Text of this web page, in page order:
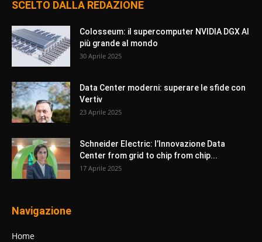
SCELTO DALLA REDAZIONE
Colosseum: il supercomputer NVIDIA DGX AI
più grande al mondo
30 Aprile 2025
Data Center moderni: superare le sfide con
Vertiv
23 Aprile 2025
Schneider Electric: l’Innovazione Data
Center from grid to chip from chip...
17 Aprile 2025
Navigazione
Home